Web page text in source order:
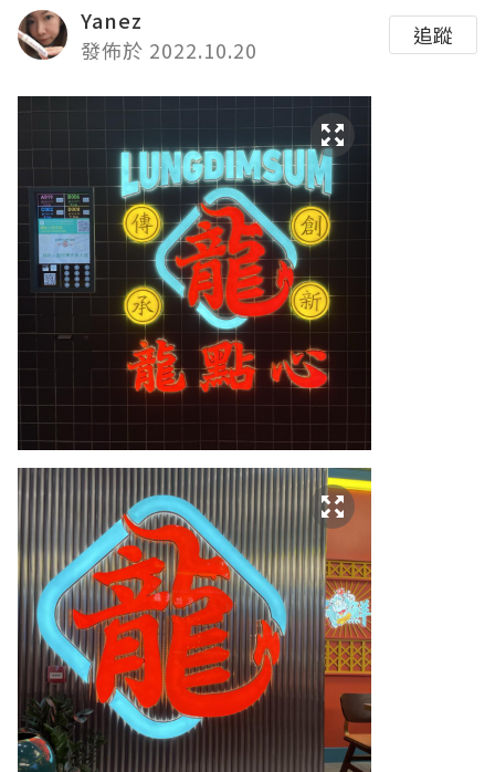
Yanez
發佈於 2022.10.20
追蹤